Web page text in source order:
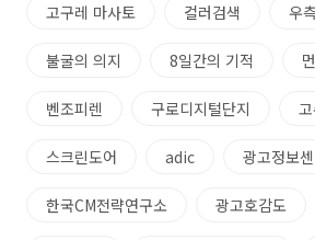
고구레 마사토 컬러검색 우
불굴의 의지 8일간의 기적
벤조피렌 구로디지털단지
스크린도어 adic 광고정보
한국CM전략연구소 광고호감도